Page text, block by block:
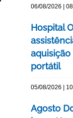
06/08/2026 |
Hospital
portátil
05/08/2026 |
Agosto